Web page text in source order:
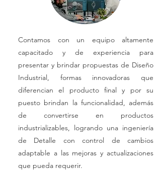
Contamos con un equipo altamente
capacitado y de experiencia para
presentar y brindar propuestas de Diseño
Industrial, formas innovadoras que
diferencian el producto final y por su
puesto brindan la funcionalidad, además
de convertirse en productos
industrializables, logrando una ingeniería
de Detalle con control de cambios
adaptable a las mejoras y actualizaciones
que pueda requerir.